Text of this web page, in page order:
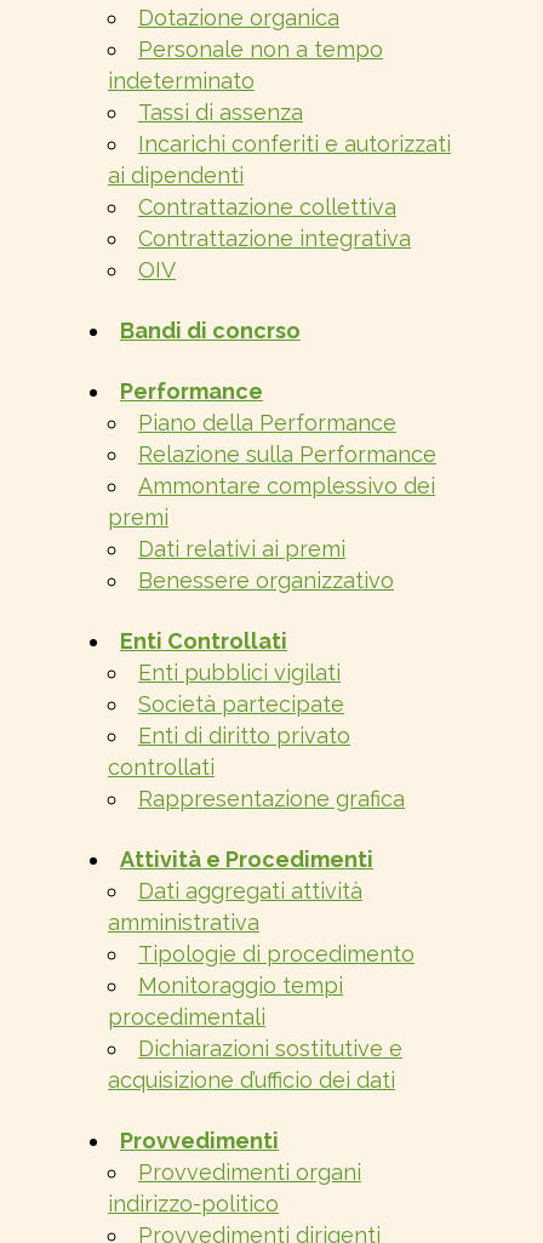
Dotazione organica
Personale non a tempo
indeterminato
Tassi di assenza
Incarichi conferiti e autorizzati
ai dipendenti
Contrattazione collettiva
Contrattazione integrativa
OIV
Bandi di concrso
Performance
Piano della Performance
Relazione sulla Performance
Ammontare complessivo dei
premi
Dati relativi ai premi
Benessere organizzativo
Enti Controllati
Enti pubblici vigilati
Società partecipate
Enti di diritto privato
controllati
Rappresentazione grafica
Attività e Procedimenti
Dati aggregati attività
amministrativa
Tipologie di procedimento
Monitoraggio tempi
procedimentali
Dichiarazioni sostitutive e
acquisizione d’ufficio dei dati
Provvedimenti
Provvedimenti organi
indirizzo-politico
Provvedimenti dirigenti